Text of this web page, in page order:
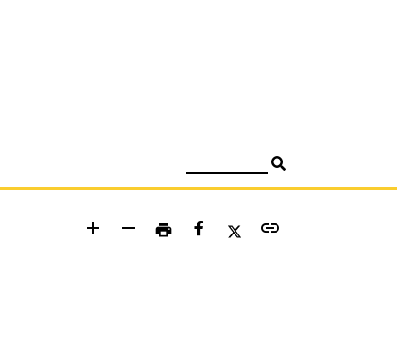
add remove print link